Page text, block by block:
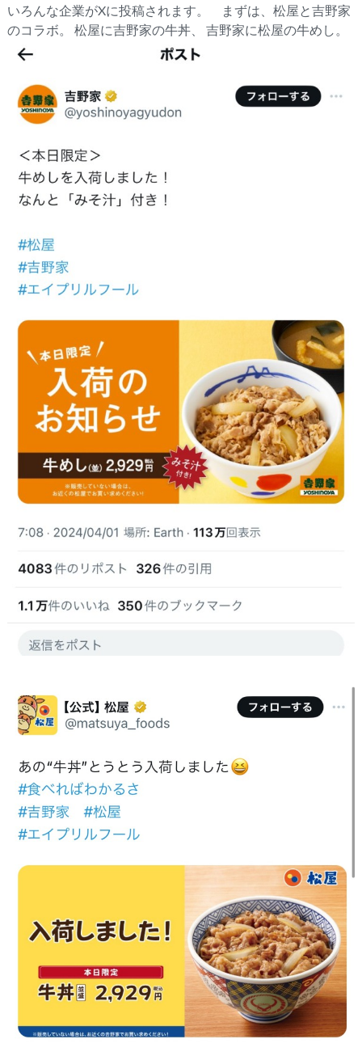
いろんな企業がXに投稿されます。 まずは、松屋と吉野家
のコラボ。 松屋に吉野家の牛丼、 吉野家に松屋の牛めし。